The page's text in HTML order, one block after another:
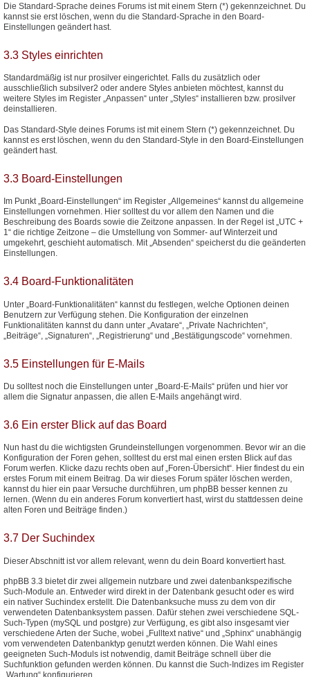
Die Standard-Sprache deines Forums ist mit einem Stern (*) gekennzeichnet. Du
kannst sie erst löschen, wenn du die Standard-Sprache in den Board-
Einstellungen geändert hast.
3.3 Styles einrichten
Standardmäßig ist nur prosilver eingerichtet. Falls du zusätzlich oder
ausschließlich subsilver2 oder andere Styles anbieten möchtest, kannst du
weitere Styles im Register „Anpassen“ unter „Styles“ installieren bzw. prosilver
deinstallieren.
Das Standard-Style deines Forums ist mit einem Stern (*) gekennzeichnet. Du
kannst es erst löschen, wenn du den Standard-Style in den Board-Einstellungen
geändert hast.
3.3 Board-Einstellungen
Im Punkt „Board-Einstellungen“ im Register „Allgemeines“ kannst du allgemeine
Einstellungen vornehmen. Hier solltest du vor allem den Namen und die
Beschreibung des Boards sowie die Zeitzone anpassen. In der Regel ist „UTC +
1“ die richtige Zeitzone – die Umstellung von Sommer- auf Winterzeit und
umgekehrt, geschieht automatisch. Mit „Absenden“ speicherst du die geänderten
Einstellungen.
3.4 Board-Funktionalitäten
Unter „Board-Funktionalitäten“ kannst du festlegen, welche Optionen deinen
Benutzern zur Verfügung stehen. Die Konfiguration der einzelnen
Funktionalitäten kannst du dann unter „Avatare“, „Private Nachrichten“,
„Beiträge“, „Signaturen“, „Registrierung“ und „Bestätigungscode“ vornehmen.
3.5 Einstellungen für E-Mails
Du solltest noch die Einstellungen unter „Board-E-Mails“ prüfen und hier vor
allem die Signatur anpassen, die allen E-Mails angehängt wird.
3.6 Ein erster Blick auf das Board
Nun hast du die wichtigsten Grundeinstellungen vorgenommen. Bevor wir an die
Konfiguration der Foren gehen, solltest du erst mal einen ersten Blick auf das
Forum werfen. Klicke dazu rechts oben auf „Foren-Übersicht“. Hier findest du ein
erstes Forum mit einem Beitrag. Da wir dieses Forum später löschen werden,
kannst du hier ein paar Versuche durchführen, um phpBB besser kennen zu
lernen. (Wenn du ein anderes Forum konvertiert hast, wirst du stattdessen deine
alten Foren und Beiträge finden.)
3.7 Der Suchindex
Dieser Abschnitt ist vor allem relevant, wenn du dein Board konvertiert hast.
phpBB 3.3 bietet dir zwei allgemein nutzbare und zwei datenbankspezifische
Such-Module an. Entweder wird direkt in der Datenbank gesucht oder es wird
ein nativer Suchindex erstellt. Die Datenbanksuche muss zu dem von dir
verwendeten Datenbanksystem passen. Dafür stehen zwei verschiedene SQL-
Such-Typen (mySQL und postgre) zur Verfügung, es gibt also insgesamt vier
verschiedene Arten der Suche, wobei „Fulltext native“ und „Sphinx“ unabhängig
vom verwendeten Datenbanktyp genutzt werden können. Die Wahl eines
geeigneten Such-Moduls ist notwendig, damit Beiträge schnell über die
Suchfunktion gefunden werden können. Du kannst die Such-Indizes im Register
„Wartung“ konfigurieren.